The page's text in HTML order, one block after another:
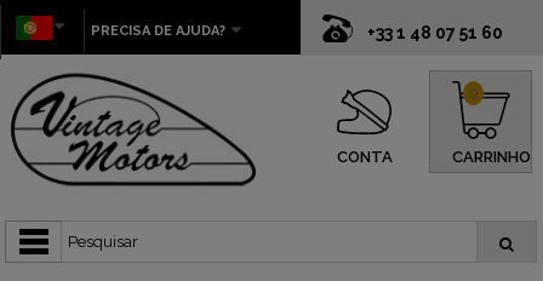
+33 1 48 07 51 60
PRECISA DE AJUDA?
CONTA CARRINHO
0